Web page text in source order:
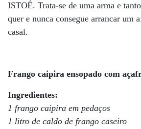
ISTOÉ. Trata-se de uma arma e
quer e nunca consegue arrancar um
casal.
Frango caipira ensopado com
Ingredientes:
1 frango caipira em pedaços
1 litro de caldo de frango caseiro